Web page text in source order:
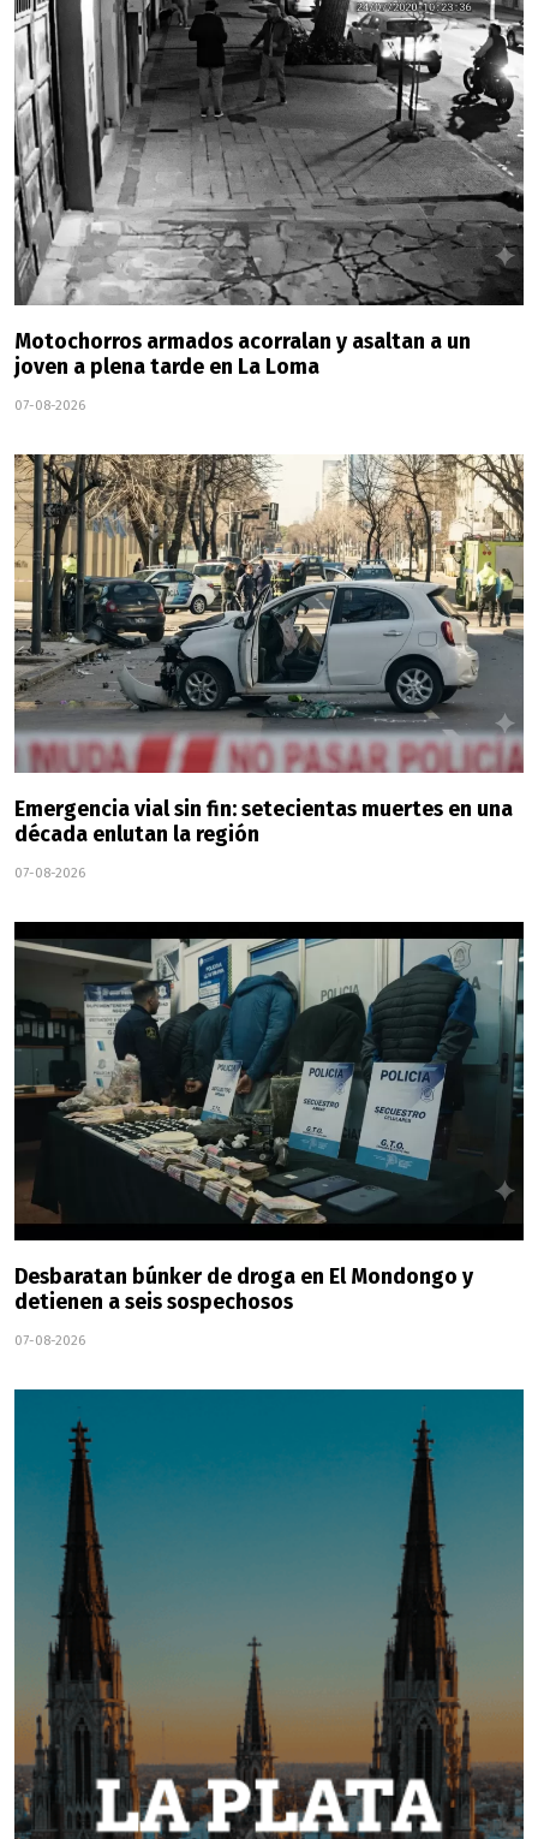
Motochorros armados acorralan y asaltan a un
joven a plena tarde en La Loma
07-08-2026
Emergencia vial sin fin: setecientas muertes en una
década enlutan la región
07-08-2026
Desbaratan búnker de droga en El Mondongo y
detienen a seis sospechosos
07-08-2026